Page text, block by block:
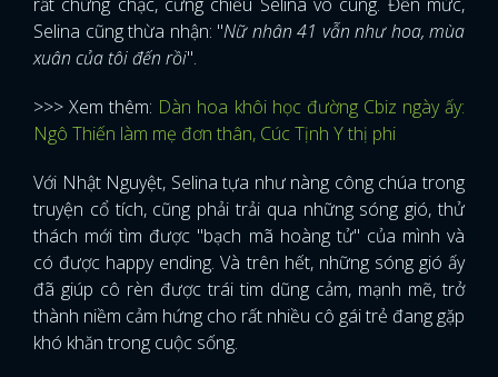
Selina cũng thừa nhận: "Nữ nhân 41 vẫn như hoa, mùa
xuân của tôi đến rồi".
>>> Xem thêm: Dàn hoa khôi học đường Cbiz ngày ấy:
Ngô Thiến làm mẹ đơn thân, Cúc Tịnh Y thị phi
Với Nhật Nguyệt, Selina tựa như nàng công chúa trong
truyện cổ tích, cũng phải trải qua những sóng gió, thử
thách mới tìm được "bạch mã hoàng tử" của mình và
có được happy ending. Và trên hết, những sóng gió ấy
đã giúp cô rèn được trái tim dũng cảm, mạnh mẽ, trở
thành niềm cảm hứng cho rất nhiều cô gái trẻ đang gặp
khó khăn trong cuộc sống.